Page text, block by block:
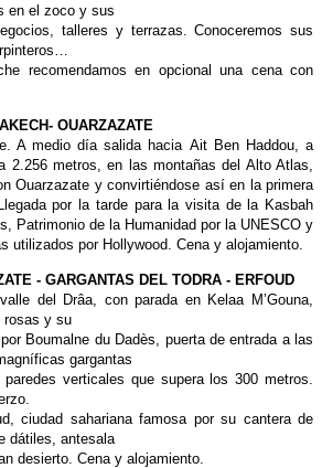
en el zoco y sus
talleres y terrazas. Conoceremos sus
recomendamos en opcional una cena con
OUARZAZATE
A medio día salida hacia Ait Ben Haddou, a
2.256 metros, en las montañas del Alto Atlas,
Ouarzazate y convirtiéndose así en la primera
por la tarde para la visita de la Kasbah
Patrimonio de la Humanidad por la UNESCO y
utilizados por Hollywood. Cena y alojamiento.
- GARGANTAS DEL TODRA - ERFOUD
del Drâa, con parada en Kelaa M’Gouna,
rosas y su
Boumalne du Dadès, puerta de entrada a las
gargantas
verticales que supera los 300 metros.
ciudad sahariana famosa por su cantera de
dátiles, antesala
desierto. Cena y alojamiento.